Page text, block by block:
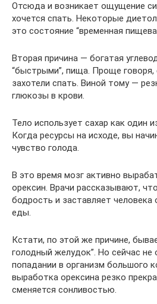
Отсюда и возникает ощущение
хочется спать. Некоторые
это состояние “временная
Вторая причина — богатая
“быстрыми”, пища. Проще
захотели спать. Виной тому —
глюкозы в крови.
Тело использует сахар как один
Когда ресурсы на исходе, вы
чувство голода.
В это время мозг активно
орексин. Врачи рассказывают,
бодрость и заставляет человека
еды.
Кстати, по этой же причине,
голодный желудок”. Но сейчас не
попадании в организм большого
выработка орексина резко
сменяется сонливостью.